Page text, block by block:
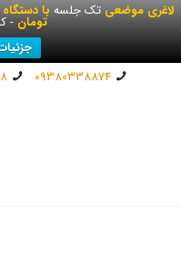
لاغری موضعیتک جلسهبا
تومان-
09380338874